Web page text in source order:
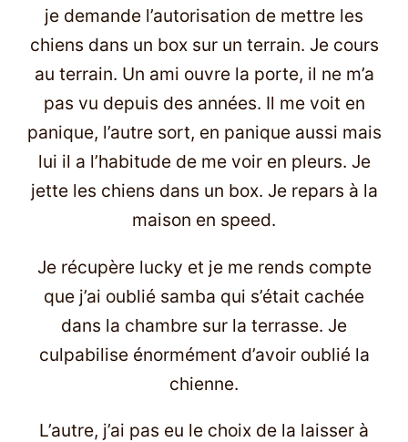
je demande l’autorisation de mettre les
chiens dans un box sur un terrain. Je cours
au terrain. Un ami ouvre la porte, il ne m’a
pas vu depuis des années. Il me voit en
panique, l’autre sort, en panique aussi mais
lui il a l’habitude de me voir en pleurs. Je
jette les chiens dans un box. Je repars à la
maison en speed.
Je récupère lucky et je me rends compte
que j’ai oublié samba qui s’était cachée
dans la chambre sur la terrasse. Je
culpabilise énormément d’avoir oublié la
chienne.
L’autre, j’ai pas eu le choix de la laisser à